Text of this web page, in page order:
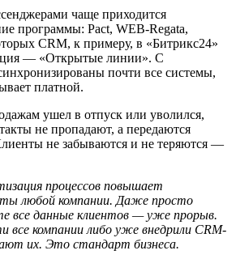
чаще приходится
программы: Pact, WEB-Regata,
CRM, к примеру, в «Битрикс24»
— «Открытые линии». С
почти все системы,
платной.
ушел в отпуск или уволился,
не пропадают, а передаются
не забываются и не теряются —
процессов повышает
любой компании. Даже просто
все данные клиентов — уже прорыв.
все компании либо уже внедрили CRM-
их. Это стандарт бизнеса.